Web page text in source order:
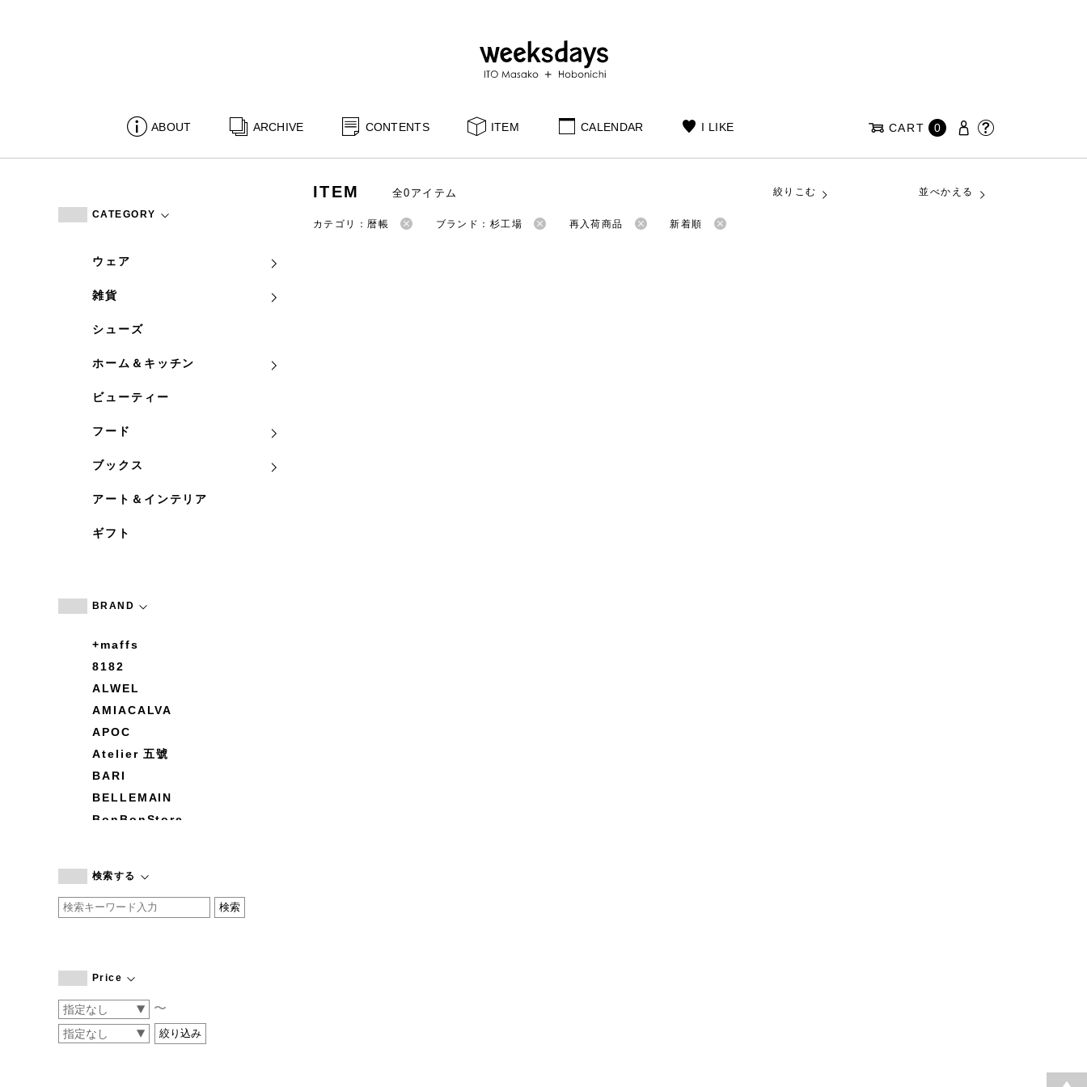
ABOUT ARCHIVE CONTENTS ITEM CALENDAR I LIKE CART 0
CATEGORY
ウェア
雑貨
シューズ
ホーム＆キッチン
ビューティー
フード
ブックス
アート＆インテリア
ギフト
BRAND
+maffs
8182
ALWEL
AMIACALVA
APOC
Atelier 五號
BARI
BELLEMAIN
BonBonStore
by basics
CATWORTH
COGTHEBIGSMOKE
CONVERSE
DEAN & DELUCA
検索する
Price
〜
ITEM 全0アイテム 絞りこむ 並べかえる
カテゴリ：暦帳 ブランド：杉工場 再入荷商品 新着順